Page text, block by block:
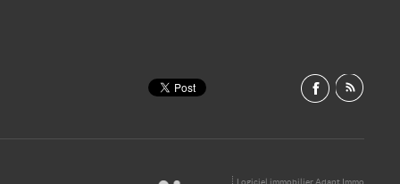
Logiciel immobilier Adapt Immo